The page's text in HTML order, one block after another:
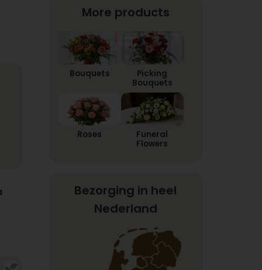
More products
Bouquets
Picking
Bouquets
Roses
Funeral
Flowers
Bezorging in heel
Nederland